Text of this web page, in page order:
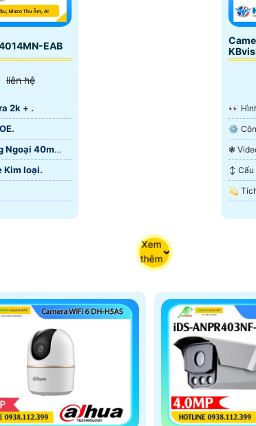
Chất Lượng
Biến
Đúng Chuẩn
Tại An Thành Phát
EAB
liên hệ
2k + .
Ngoại 40m
Kim loại.
️👀
Ngoại
↕️
Xem
thêm